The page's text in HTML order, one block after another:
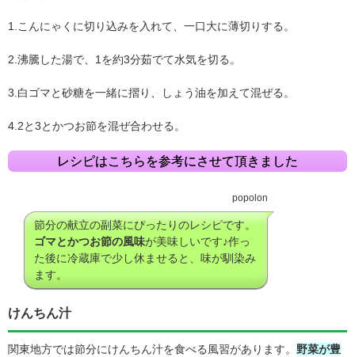
1.こんにゃくに切り込みを入れて、一口大に薄切りする。
2.沸騰した湯で、1を約3分茹でて水気を切る。
3.白ゴマと砂糖を一緒に摺り、しょう油を加えて混ぜる。
4.2と3とかつお節を混ぜ合わせる。
レシピはこちらを参考にさせて頂きました
popolon
節分の献立の副菜にぴったりのレシピです。
ゴマとかつお節の風味が美味しいです♪作っ
た後に冷蔵庫で少し休ませると、味が馴染み
ます。
けんちん汁
関東地方では節分にけんちん汁を食べる風習があります。 野菜が豊